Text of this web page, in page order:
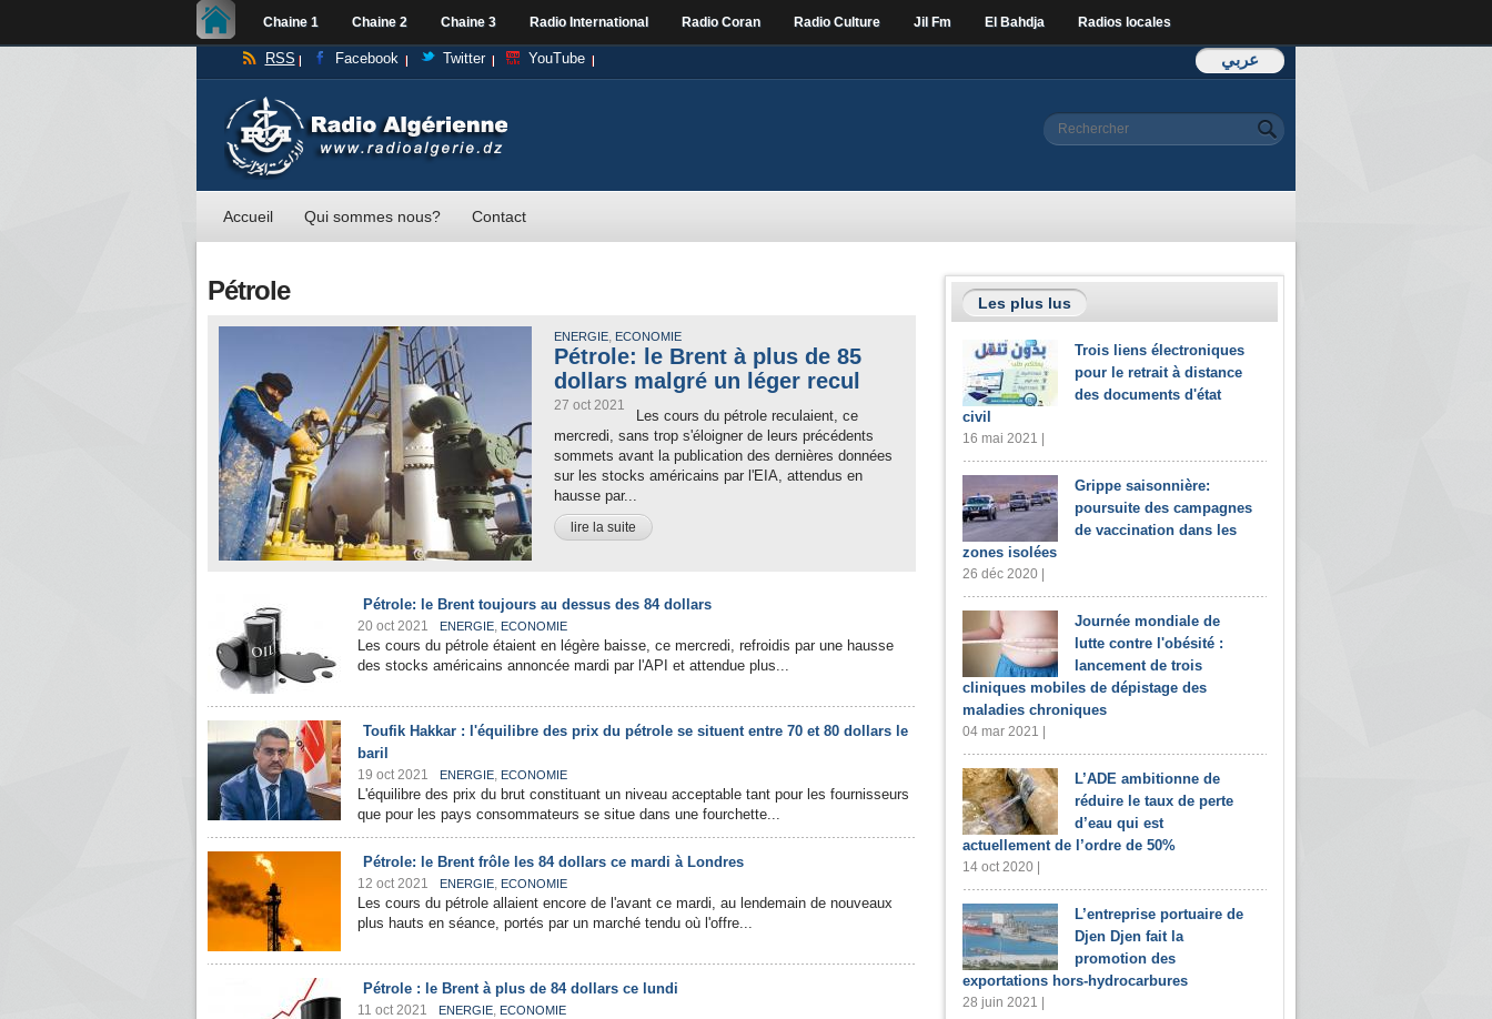
Chaine 1 Chaine 2 Chaine 3 Radio International Radio Coran Radio Culture Jil Fm El Bahdja Radios locales
عربي RSS Facebook Twitter YouTube
Formulaire de
Rechercher
Accueil Qui sommes nous? Contact
Pétrole
ENERGIE, ECONOMIE
Pétrole: le Brent à plus de 85
dollars malgré un léger recul
27 oct 2021
Les cours du pétrole reculaient, ce
mercredi, sans trop s'éloigner de leurs précédents
sommets avant la publication des dernières données
sur les stocks américains par l'EIA, attendus en
hausse par...
lire la suite
Pétrole: le Brent toujours au dessus des 84 dollars
20 oct 2021 ENERGIE, ECONOMIE
Les cours du pétrole étaient en légère baisse, ce mercredi, refroidis par une hausse
des stocks américains annoncée mardi par l'API et attendue plus...
Toufik Hakkar : l'équilibre des prix du pétrole se situent entre 70 et 80 dollars le
baril
19 oct 2021 ENERGIE, ECONOMIE
L'équilibre des prix du brut constituant un niveau acceptable tant pour les fournisseurs
que pour les pays consommateurs se situe dans une fourchette...
Pétrole: le Brent frôle les 84 dollars ce mardi à Londres
12 oct 2021 ENERGIE, ECONOMIE
Les cours du pétrole allaient encore de l'avant ce mardi, au lendemain de nouveaux
plus hauts en séance, portés par un marché tendu où l'offre...
Pétrole : le Brent à plus de 84 dollars ce lundi
11 oct 2021 ENERGIE, ECONOMIE
Les plus lus
Trois liens électroniques
pour le retrait à distance
des documents d'état
civil
16 mai 2021 |
Grippe saisonnière:
poursuite des campagnes
de vaccination dans les
zones isolées
26 déc 2020 |
Journée mondiale de
lutte contre l'obésité :
lancement de trois
cliniques mobiles de dépistage des
maladies chroniques
04 mar 2021 |
L’ADE ambitionne de
réduire le taux de perte
d’eau qui est
actuellement de l’ordre de 50%
14 oct 2020 |
L’entreprise portuaire de
Djen Djen fait la
promotion des
exportations hors-hydrocarbures
28 juin 2021 |